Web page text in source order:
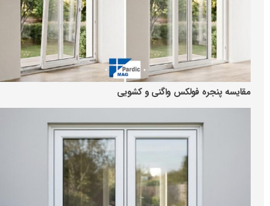
مقایسه پنجره فولکس واگنی و کشویی